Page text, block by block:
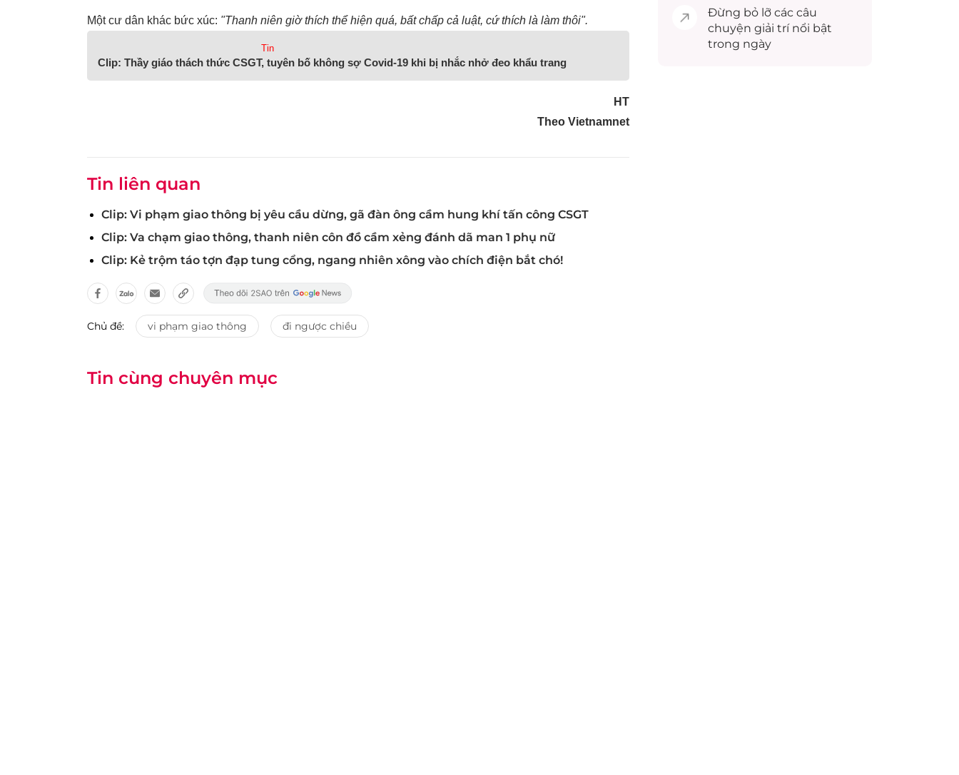
Một cư dân khác bức xúc: "Thanh niên giờ thích thể hiện quá, bất chấp cả luật, cứ thích là làm thôi".
Tin
Clip: Thầy giáo thách thức CSGT, tuyên bố không sợ Covid-19 khi bị nhắc nhở đeo khẩu trang
HT
Theo Vietnamnet
Tin liên quan
Clip: Vi phạm giao thông bị yêu cầu dừng, gã đàn ông cầm hung khí tấn công CSGT
Clip: Va chạm giao thông, thanh niên côn đồ cầm xẻng đánh dã man 1 phụ nữ
Clip: Kẻ trộm táo tợn đạp tung cổng, ngang nhiên xông vào chích điện bắt chó!
Chủ đề: vi phạm giao thông đi ngược chiều
Tin cùng chuyên mục
Đừng bỏ lỡ các câu
chuyện giải trínổi bật
trong ngày